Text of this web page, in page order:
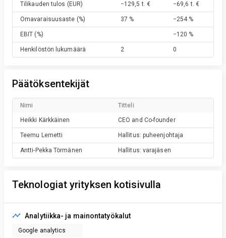
Tilikauden tulos (EUR) −129,5 t. € −69,6 t. €
Omavaraisuusaste (%) 37 % −254 %
EBIT (%) −120 %
Henkilöstön lukumäärä 2 0
Päätöksentekijät
Nimi Titteli
Heikki Kärkkäinen CEO and Co-founder
Teemu Lemetti Hallitus: puheenjohtaja
Antti-Pekka Törmänen Hallitus: varajäsen
Teknologiat yrityksen kotisivulla
Analytiikka- ja mainontatyökalut
Google analytics